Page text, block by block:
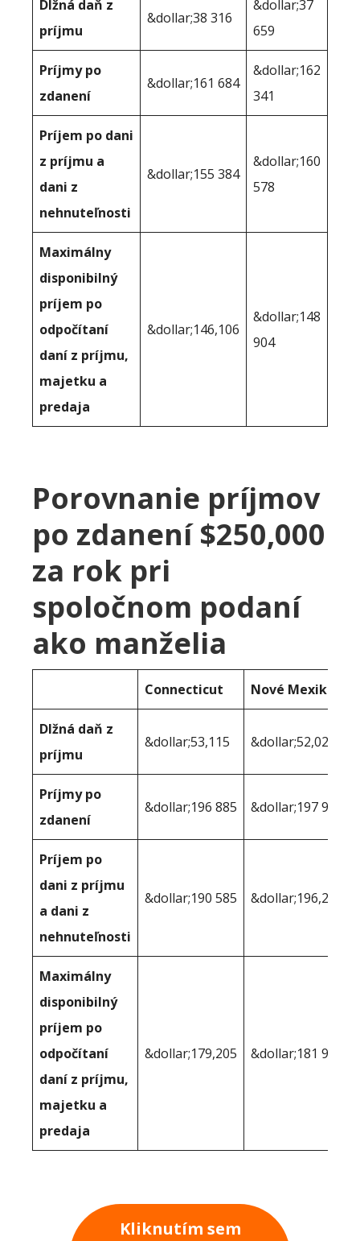
Dlžná daň z
príjmu
&dollar;38 316
&dollar;37
659
Príjmy po
zdanení
&dollar;161 684
&dollar;162
341
Príjem po dani
z príjmu a
dani z
nehnuteľnosti
&dollar;155 384
&dollar;160
578
Maximálny
disponibilný
príjem po
odpočítaní
daní z príjmu,
majetku a
predaja
&dollar;146,106
&dollar;148
904
Porovnanie príjmov
po zdanení $250,000
za rok pri
spoločnom podaní
ako manželia
Connecticut Nové Mexiko
Dlžná daň z
príjmu
&dollar;53,115 &dollar;52,028
Príjmy po
zdanení
&dollar;196 885 &dollar;197 972
Príjem po
dani z príjmu
a dani z
nehnuteľnosti
&dollar;190 585 &dollar;196,209
Maximálny
disponibilný
príjem po
odpočítaní
daní z príjmu,
majetku a
predaja
&dollar;179,205 &dollar;181 945
Kliknutím sem